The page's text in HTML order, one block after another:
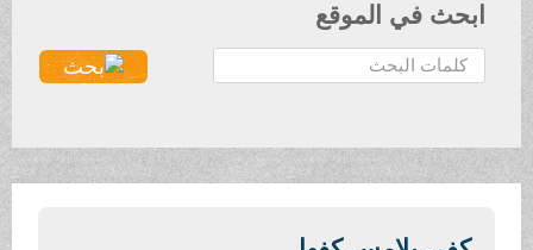
ابحث في الموقع
ح
ث